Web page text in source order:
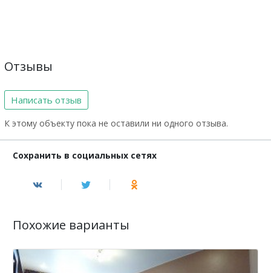
Отзывы
Написать отзыв
К этому объекту пока не оставили ни одного отзыва.
Сохранить в социальных сетях
Похожие варианты